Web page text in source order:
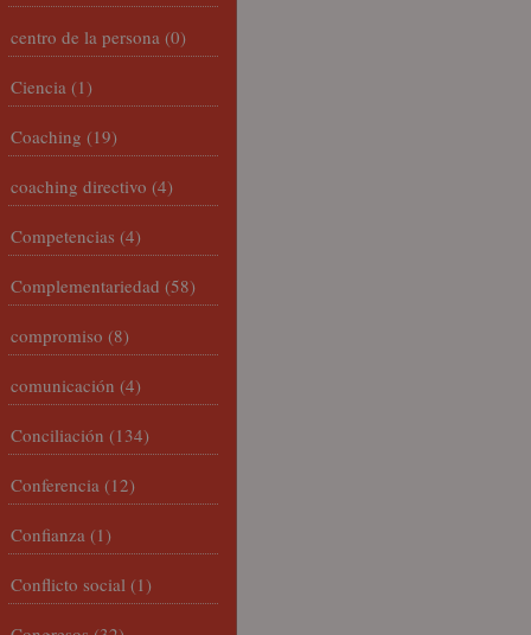
centro de la persona (0)
Ciencia (1)
Coaching (19)
coaching directivo (4)
Competencias (4)
Complementariedad (58)
compromiso (8)
comunicación (4)
Conciliación (134)
Conferencia (12)
Confianza (1)
Conflicto social (1)